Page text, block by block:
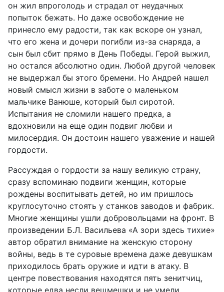
он жил впроголодь и страдал от неудачных
попыток бежать. Но даже освобождение не
принесло ему радости, так как вскоре он узнал,
что его жена и дочери погибли из-за снаряда, а
сын был сбит прямо в День Победы. Герой выжил,
но остался абсолютно один. Любой другой человек
не выдержал бы этого бремени. Но Андрей нашел
новый смысл жизни в заботе о маленьком
мальчике Ванюше, который был сиротой.
Испытания не сломили нашего предка, а
вдохновили на еще один подвиг любви и
милосердия. Он достоин нашего уважение и нашей
гордости.
Рассуждая о гордости за нашу великую страну,
сразу вспоминаю подвиги женщин, которые
рождены воспитывать детей, но им пришлось
круглосуточно стоять у станков заводов и фабрик.
Многие женщины ушли добровольцами на фронт. В
произведении Б.Л. Васильева «А зори здесь тихие»
автор обратил внимание на женскую сторону
войны, ведь в те суровые времена даже девушкам
приходилось брать оружие и идти в атаку. В
центре повествования находятся пять зенитчиц,
которые едва несли вещмешки и не умели